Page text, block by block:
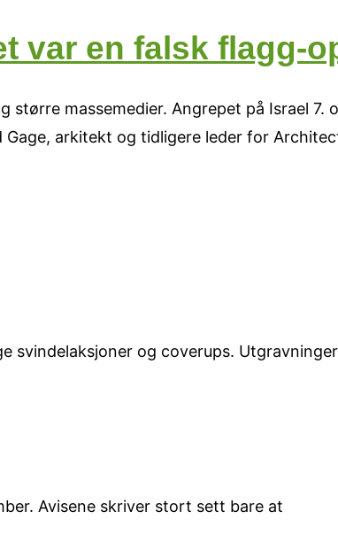
var en falsk flagg-
massemedier. Angrepet på Israel 7.
arkitekt og tidligere leder for
svindelaksjoner og coverups.
Avisene skriver stort sett bare at